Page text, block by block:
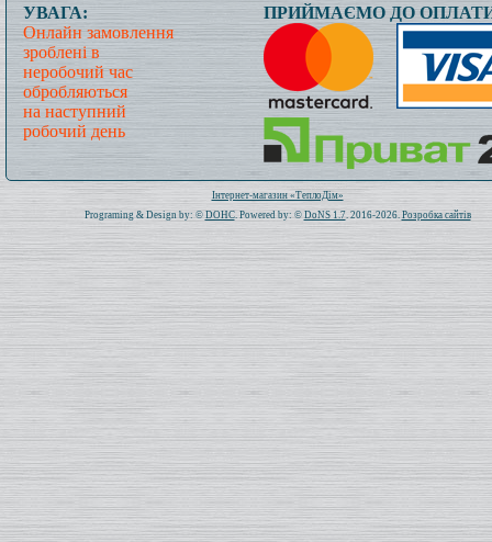
УВАГА:
Онлайн замовлення
зроблені в
неробочий час
обробляються
на наступний
робочий день
ПРИЙМАЄМО ДО
Всього: 1020310 Сьогодні: 400
Інтернет-магазин «ТеплоДім»
Programing & Design by: © DOHC. Powered by: © DoNS 1.7. 2016-2026. Розробка сайтів